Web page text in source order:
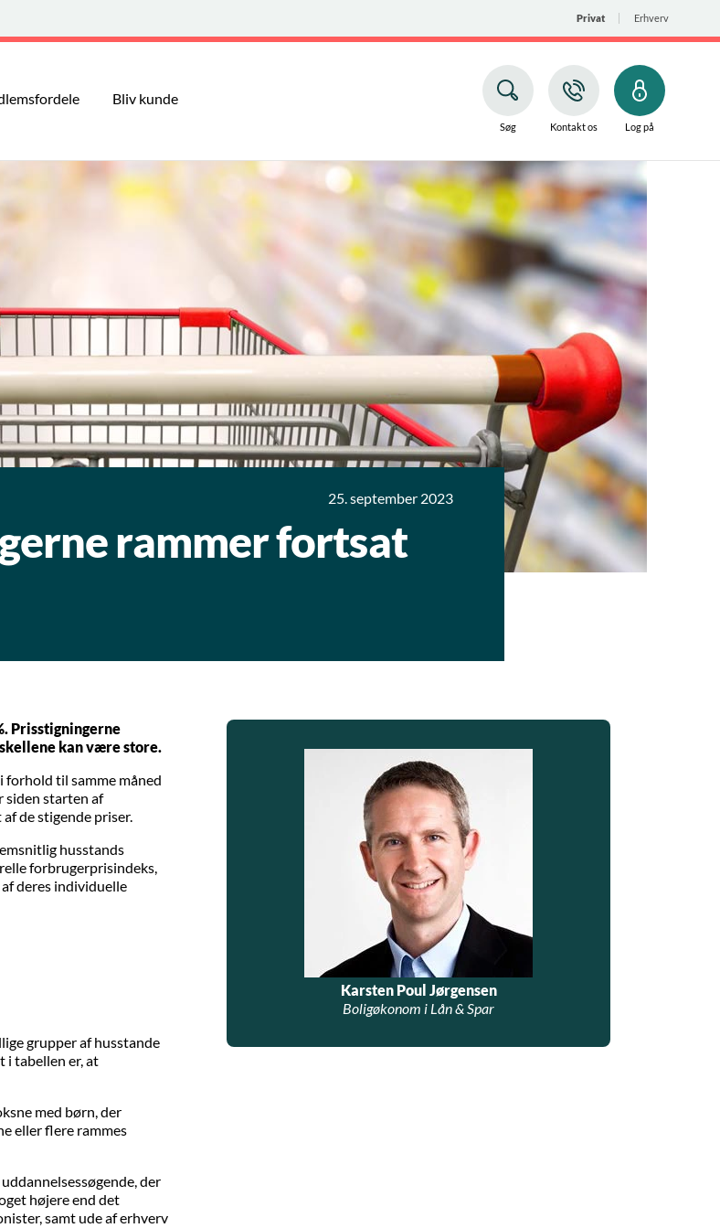
Privat Erhverv
Bliv kunde
Søg Kontakt os Log på
rammer fortsat
25. september 2023
Prisstigningerne
kan være store.
forhold til samme måned
siden starten af
de stigende priser.
husstands
forbrugerprisindeks,
deres individuelle
grupper af husstande
i tabellen er, at
med børn, der
eller flere rammes
der
højere end det
samt ude af erhverv
Karsten Poul Jørgensen
Boligøkonom i Lån & Spar